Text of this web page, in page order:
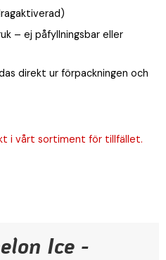
– ej påfyllningsbar eller
direkt ur förpackningen och
i vårt sortiment för tillfället.
Ice -